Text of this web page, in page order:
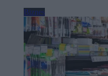
Biznes